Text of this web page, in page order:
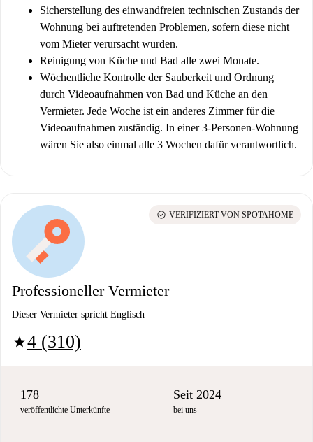
Sicherstellung des einwandfreien technischen Zustands der
Wohnung bei auftretenden Problemen, sofern diese nicht
vom Mieter verursacht wurden.
Reinigung von Küche und Bad alle zwei Monate.
Wöchentliche Kontrolle der Sauberkeit und Ordnung
durch Videoaufnahmen von Bad und Küche an den
Vermieter. Jede Woche ist ein anderes Zimmer für die
Videoaufnahmen zuständig. In einer 3-Personen-Wohnung
wären Sie also einmal alle 3 Wochen dafür verantwortlich.
Professioneller Vermieter
Dieser Vermieter spricht Englisch
star4 (310)
check_circle VERIFIZIERT VON SPOTAHOME
178
veröffentlichte Unterkünfte
Seit 2024
bei uns